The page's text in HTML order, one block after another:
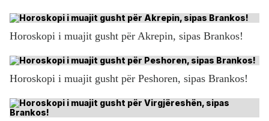
Horoskopi i muajit gusht për Akrepin, sipas Brankos!
Horoskopi i muajit gusht për Peshoren, sipas Brankos!